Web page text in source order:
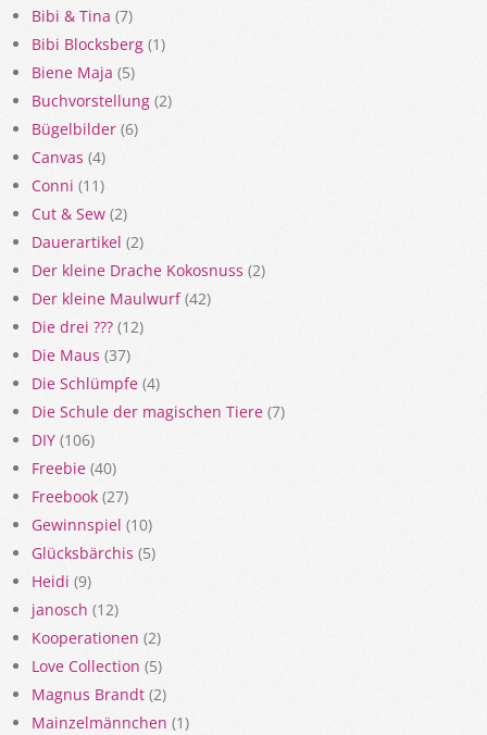
Bibi & Tina (7)
Bibi Blocksberg (1)
Biene Maja (5)
Buchvorstellung (2)
Bügelbilder (6)
Canvas (4)
Conni (11)
Cut & Sew (2)
Dauerartikel (2)
Der kleine Drache Kokosnuss (2)
Der kleine Maulwurf(42)
Die drei ??? (12)
Die Maus (37)
Die Schlümpfe (4)
Die Schule der magischen Tiere (7)
DIY (106)
Freebie (40)
Freebook (27)
Gewinnspiel (10)
Glücksbärchis (5)
Heidi (9)
janosch (12)
Kooperationen (2)
Love Collection (5)
Magnus Brandt (2)
Mainzelmännchen (1)